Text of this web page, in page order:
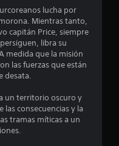
lucha por
Mientras tanto,
capitán Price, siempre
libra su
medida que la misión
las fuerzas que están
desata.
un territorio oscuro y
consecuencias y la
tramas míticas a un